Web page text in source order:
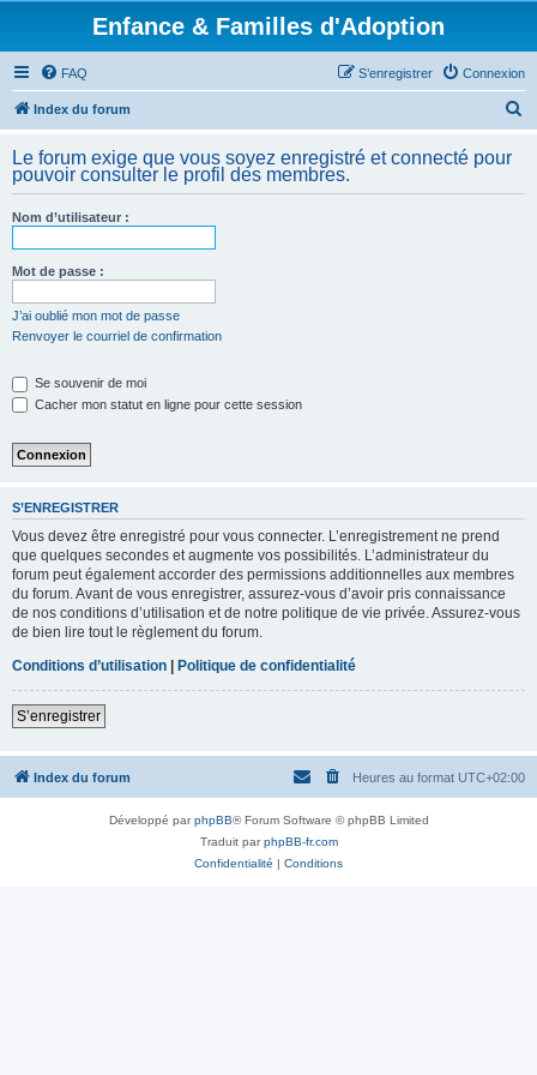
Enfance & Familles d'Adoption
FAQ Connexion
S’enregistrer
Index du forum
h
Le forum exige que vous soyez enregistré et connecté pour
pouvoir consulter le profil des membres.
Nom d’utilisateur :
Mot de passe :
J’ai oublié mon mot de passe
Renvoyer le courriel de confirmation
Se souvenir de moi
Cacher mon statut en ligne pour cette session
S’ENREGISTRER
Vous devez être enregistré pour vous connecter. L’enregistrement ne prend
que quelques secondes et augmente vos possibilités. L’administrateur du
forum peut également accorder des permissions additionnelles aux membres
du forum. Avant de vous enregistrer, assurez-vous d’avoir pris connaissance
de nos conditions d’utilisation et de notre politique de vie privée. Assurez-vous
de bien lire tout le règlement du forum.
Conditions d’utilisation | Politique de confidentialité
S’enregistrer
Index du forum Heures au format UTC+02:00
Développé parphpBB® Forum Software © phpBB Limited
Traduit parphpBB-fr.com
Confidentialité | Conditions